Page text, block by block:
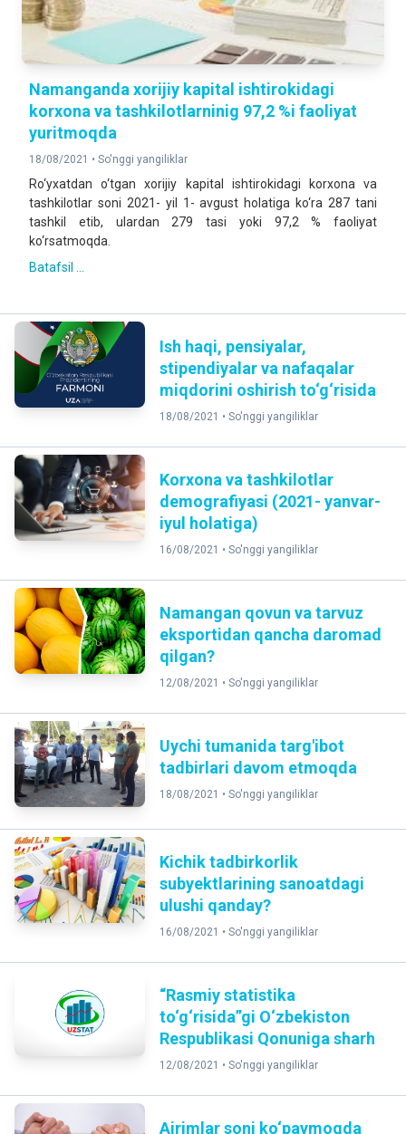
Namanganda xorijiy kapital ishtirokidagi
korxona va tashkilotlarninig 97,2 %i faoliyat
yuritmoqda
18/08/2021 • So'nggi yangiliklar
Ro‘yxatdan o‘tgan xorijiy kapital ishtirokidagi korxona va
tashkilotlar soni 2021- yil 1- avgust holatiga ko‘ra 287 tani
tashkil etib, ulardan 279 tasi yoki 97,2 % faoliyat
ko‘rsatmoqda.
Batafsil ...
Ish haqi, pensiyalar,
stipendiyalar va nafaqalar
miqdorini oshirish to‘g‘risida
18/08/2021 • So'nggi yangiliklar
Korxona va tashkilotlar
demografiyasi (2021- yanvar-
iyul holatiga)
16/08/2021 • So'nggi yangiliklar
Namangan qovun va tarvuz
eksportidan qancha daromad
qilgan?
12/08/2021 • So'nggi yangiliklar
Uychi tumanida targ'ibot
tadbirlari davom etmoqda
18/08/2021 • So'nggi yangiliklar
Kichik tadbirkorlik
subyektlarining sanoatdagi
ulushi qanday?
16/08/2021 • So'nggi yangiliklar
“Rasmiy statistika
to‘g‘risida”gi O‘zbekiston
Respublikasi Qonuniga sharh
12/08/2021 • So'nggi yangiliklar
Ajrimlar soni ko‘paymoqda